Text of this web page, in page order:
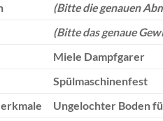
(Bitte die genauen
(Bitte das genaue
Miele Dampfgarer
Spülmaschinenfest
Ungelochter Boden